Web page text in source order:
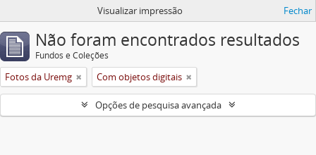
Visualizar impressão Fechar
Não foram encontrados resultados
Fundos e Coleções
Fotos da Uremg Com objetos digitais
Opções de pesquisa avançada